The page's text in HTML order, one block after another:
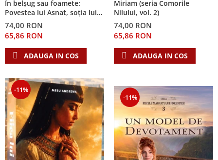
În belșug sau foamete:
Povestea lui Asnat, soția lui
Iosif (Seria Cronicile Egiptului,
vol. 2)
74,00 RON
65,86 RON
ADAUGA IN COS
Miriam (seria Comorile
Nilului, vol. 2)
74,00 RON
65,86 RON
ADAUGA IN COS
-11%
-11%